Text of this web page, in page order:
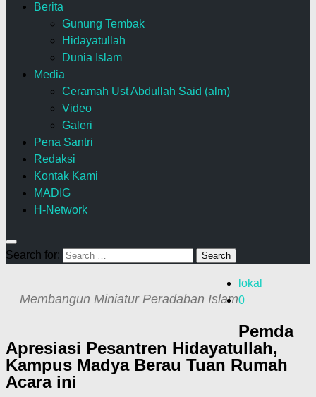
Berita
Gunung Tembak
Hidayatullah
Dunia Islam
Media
Ceramah Ust Abdullah Said (alm)
Video
Galeri
Pena Santri
Redaksi
Kontak Kami
MADIG
H-Network
Search for:
Membangun Miniatur Peradaban Islam
lokal
0
Pemda
Apresiasi Pesantren Hidayatullah,
Kampus Madya Berau Tuan Rumah
Acara ini